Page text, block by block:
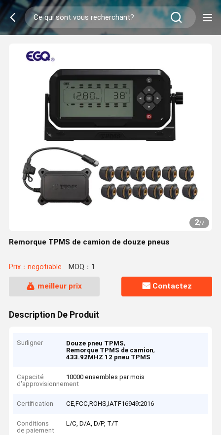
2/7
Remorque TPMS de camion de douze pneus
Prix：negotiable MOQ：1
meilleur prix Contactez
Description De Produit
Surligner Douze pneu TPMS,
Remorque TPMS de camion,
433.92MHZ 12 pneu TPMS
Capacité
d'approvisionnement
10000 ensembles par mois
Certification CE,FCC,ROHS,IATF16949:2016
Conditions
de paiement
L/C, D/A, D/P, T/T